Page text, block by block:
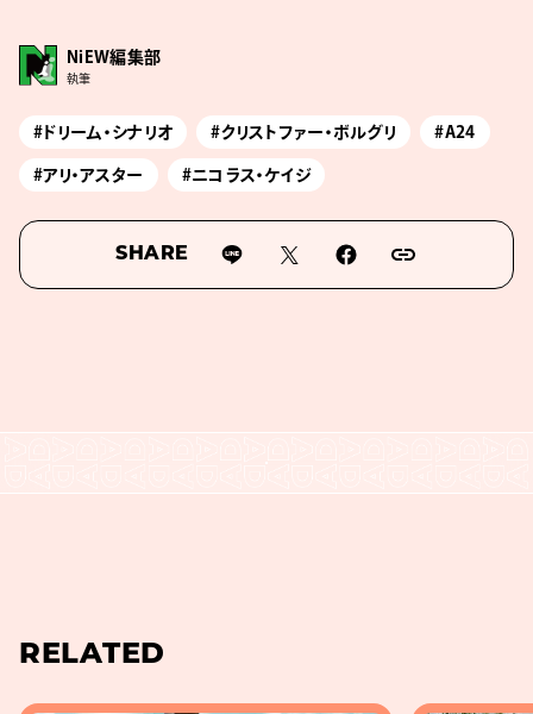
NiEW編集部
執筆
#ドリーム・シナリオ #クリストファー・ボルグリ #A24
#アリ・アスター #ニコラス・ケイジ
SHARE
RELATED